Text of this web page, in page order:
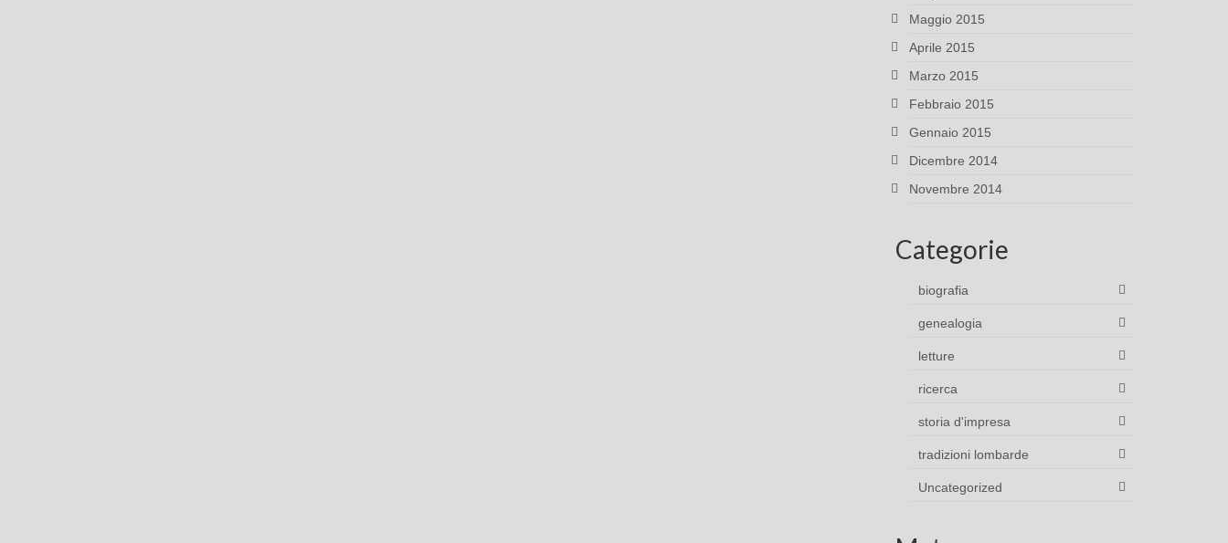
Maggio 2015
Aprile 2015
Marzo 2015
Febbraio 2015
Gennaio 2015
Dicembre 2014
Novembre 2014
Categorie
biografia
genealogia
letture
ricerca
storia d'impresa
tradizioni lombarde
Uncategorized